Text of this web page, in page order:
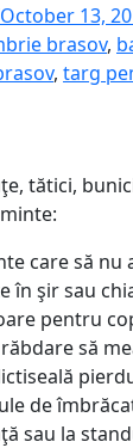
October 13,
brasov,
, targ
tătici,
care să nu
în şir sau
pentru
să
de
sau la